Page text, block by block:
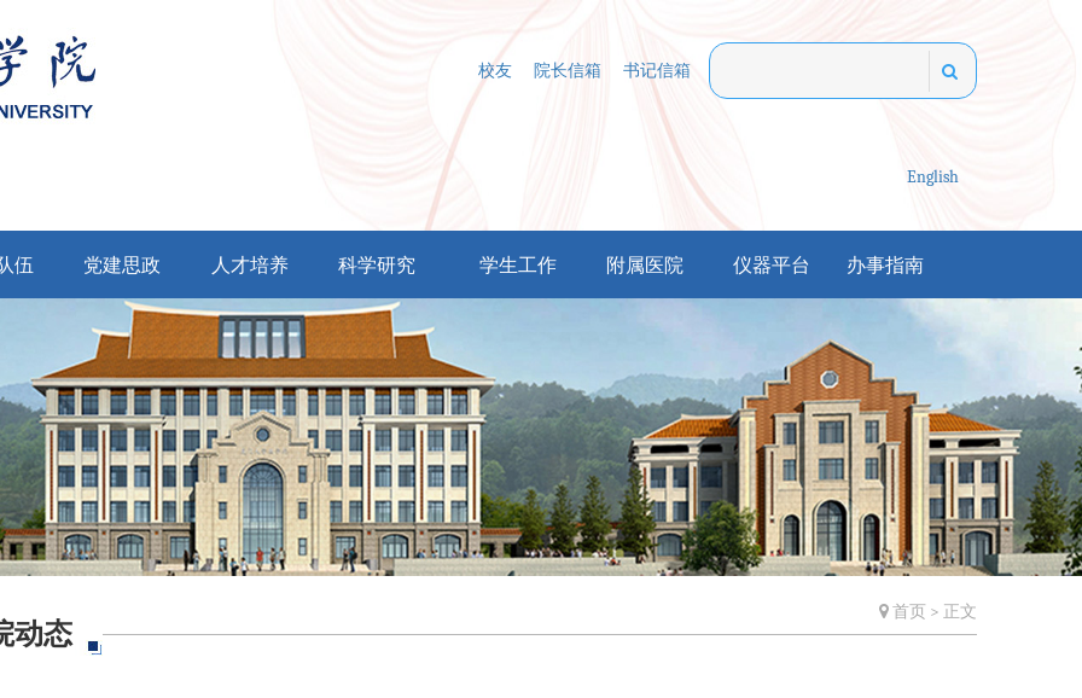
校友 院长信箱 书记信箱
English
伍 党建思政 人才培养 科学研究 学生工作 附属医院 仪器平台 办事指南
动态
首页 > 正文